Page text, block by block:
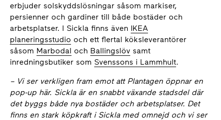
erbjuder solskyddslösningar såsom markiser,
persienner och gardiner till både bostäder och
arbetsplatser. I Sickla finns även IKEA
planeringsstudio och ett flertal köksleverantörer
såsom Marbodal och Ballingslöv samt
inredningsbutiker som Svenssons i Lammhult.
– Vi ser verkligen fram emot att Plantagen öppnar en
pop-up här. Sickla är en snabbt växande stadsdel där
det byggs både nya bostäder och arbetsplatser. Det
finns en stark köpkraft i Sickla med omnejd och vi ser